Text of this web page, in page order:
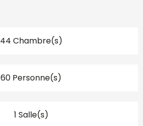
44 Chambre(s)
60 Personne(s)
1 Salle(s)